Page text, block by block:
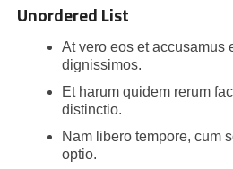
Unordered List
At vero eos et accusamus
dignissimos.
Et harum quidem rerum
distinctio.
Nam libero tempore, cum
optio.